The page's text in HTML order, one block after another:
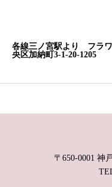
各線三ノ宮駅より フラ
央区加納町3-1-20-1205
〒650-0001 神